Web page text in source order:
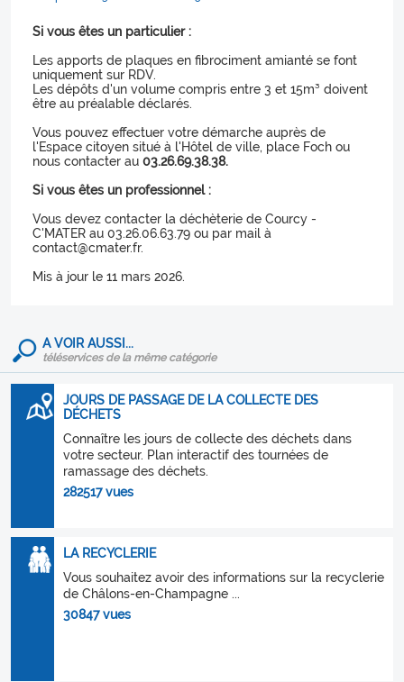
Si vous êtes un particulier :
Les apports de plaques en fibrociment amianté se font
uniquement sur RDV.
Les dépôts d'un volume compris entre 3 et 15m³ doivent
être au préalable déclarés.
Vous pouvez effectuer votre démarche auprès de
l'Espace citoyen situé à l'Hôtel de ville, place Foch ou
nous contacter au 03.26.69.38.38.
Si vous êtes un professionnel :
Vous devez contacter la déchèterie de Courcy -
C'MATER au 03.26.06.63.79 ou par mail à
contact@cmater.fr.
Mis à jour le 11 mars 2026.
A VOIR AUSSI...
téléservices de la même catégorie
JOURS DE PASSAGE DE LA COLLECTE DES
DÉCHETS
Connaître les jours de collecte des déchets dans
votre secteur. Plan interactif des tournées de
ramassage des déchets.
282517 vues
LA RECYCLERIE
Vous souhaitez avoir des informations sur la recyclerie
de Châlons-en-Champagne ...
30847 vues